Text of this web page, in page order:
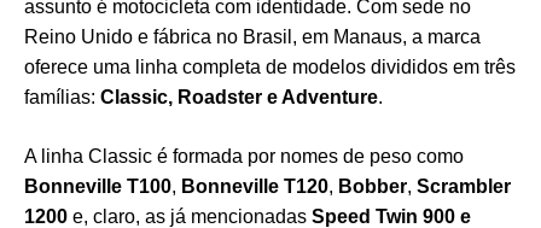
assunto é motocicleta com identidade. Com sede no
Reino Unido e fábrica no Brasil, em Manaus, a marca
oferece uma linha completa de modelos divididos em três
famílias: Classic, Roadster e Adventure.
A linha Classic é formada por nomes de peso como
Bonneville T100, Bonneville T120, Bobber, Scrambler
1200 e, claro, as já mencionadas Speed Twin 900 e